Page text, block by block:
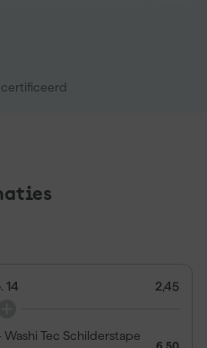
14 2,45
Tec Schilderstape
6,50